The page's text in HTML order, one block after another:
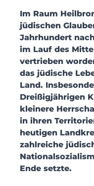
Im Raum
jüdischen
Jahrhundert
im Lauf des
vertrieben
das jüdische
Land.
Dreißigjährigen
kleinere
in ihren
heutigen
zahlreiche
Ende setzte.